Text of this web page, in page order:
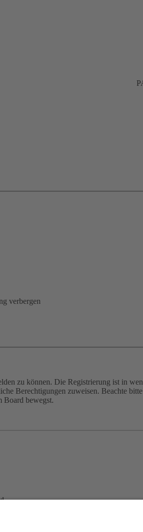
verbergen
zu können. Die Registrierung ist in
Berechtigungen zuweisen. Beachte
Board bewegst.